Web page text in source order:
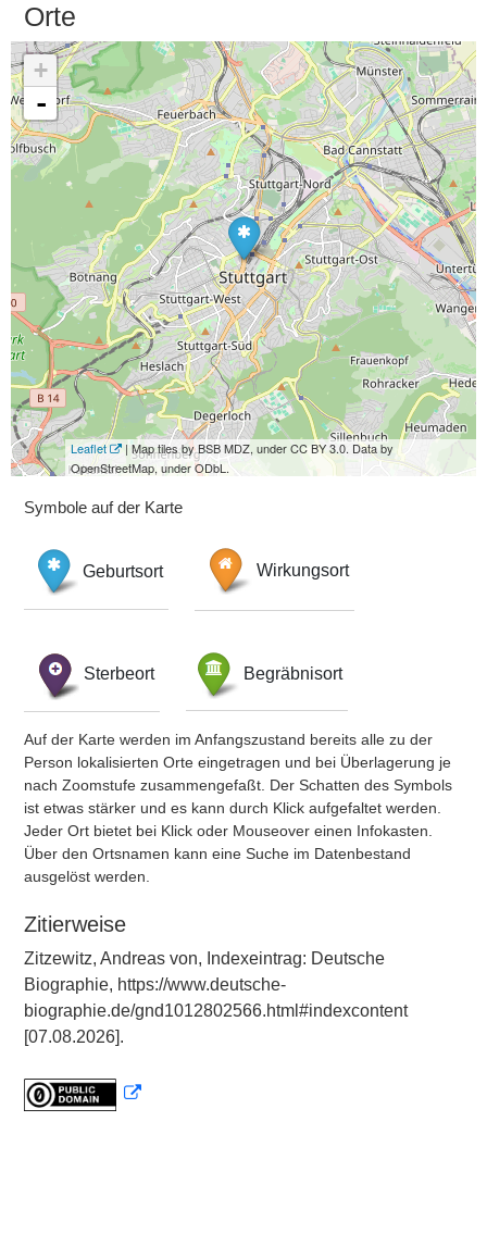
Orte
+
-
Leaflet
| Map tiles by BSB MDZ, under CC BY 3.0. Data by
OpenStreetMap, under ODbL.
Symbole auf der Karte
Geburtsort Wirkungsort
Sterbeort Begräbnisort
Auf der Karte werden im Anfangszustand bereits alle zu der
Person lokalisierten Orte eingetragen und bei Überlagerung je
nach Zoomstufe zusammengefaßt. Der Schatten des Symbols
ist etwas stärker und es kann durch Klick aufgefaltet werden.
Jeder Ort bietet bei Klick oder Mouseover einen Infokasten.
Über den Ortsnamen kann eine Suche im Datenbestand
ausgelöst werden.
Zitierweise
Zitzewitz, Andreas von, Indexeintrag: Deutsche
Biographie, https://www.deutsche-
biographie.de/gnd1012802566.html#indexcontent
[07.08.2026].